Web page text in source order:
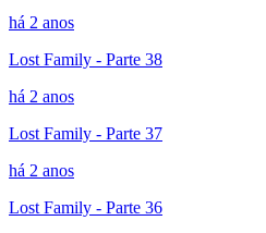
há 2 anos
Lost Family - Parte 38
há 2 anos
Lost Family - Parte 37
há 2 anos
Lost Family - Parte 36